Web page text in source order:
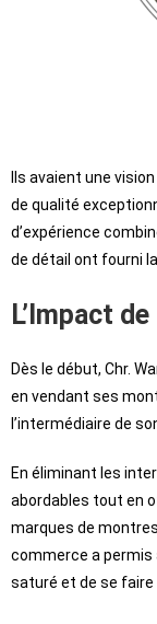
Ils avaient une
de qualité
d’expérience
de détail ont fourni
L’Impact
Dès le début, Chr.
en vendant ses
l’intermédiaire de
En éliminant les
abordables tout en
marques de
commerce a permis
saturé et de se faire